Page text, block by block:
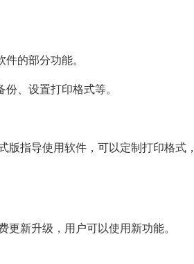
的部分功能。
、设置打印格式等。
版指导使用软件，可以定制打印格式
新升级，用户可以使用新功能。